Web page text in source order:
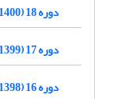
دوره 18 (1400)
دوره 17 (1399)
دوره 16 (1398)